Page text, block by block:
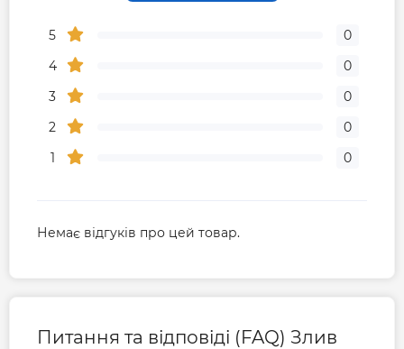
5
0
4
0
3
0
2
0
1
0
Немає відгуків про цей товар.
Питання та відповіді (FAQ) Злив